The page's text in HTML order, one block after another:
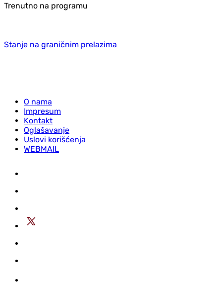
Trenutno na programu
Stanje na graničnim prelazima
O nama
Impresum
Kontakt
Oglašavanje
Uslovi korišćenja
WEBMAIL